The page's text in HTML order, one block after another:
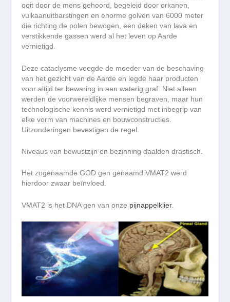
ooit door de mens gehoord, begeleid door orkanen,
vulkaanuitbarstingen en enorme golven van 6000 meter
die richting de polen bewogen, een deken van lava en
verstikkende gassen werd al het leven op Aarde
vernietigd.
Deze cataclysme veegde de moeder van de beschaving
van het gezicht van de Aarde en legde haar producten
voor altijd ter bewaring in een waterig graf. Niet alleen
werden de voorwereldlijke mensen begraven, maar hun
technologische kennis werd vernietigd met inbegrip van
elke vorm van machines en bouwconstructies.
Uitzonderingen bevestigen de regel.
Niveaus van bewustzijn en bezinning daalden drastisch.
Het zogenaamde GOD gen genaamd VMAT2 werd
hierdoor zwaar beïnvloed.
VMAT2 is het DNA gen van onze pijnappelklier.